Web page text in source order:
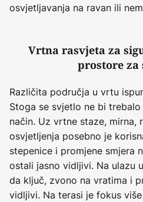
osvjetljavanja na ravan ili
Vrtna rasvjeta za
prostore za
Različita područja u vrtu
Stoga se svjetlo ne bi
način. Uz vrtne staze, mirna,
osvjetljenja posebno je
stepenice i promjene smjera
ostali jasno vidljivi. Na ulazu
da ključ, zvono na vratima i
vidljivi. Na terasi je fokus